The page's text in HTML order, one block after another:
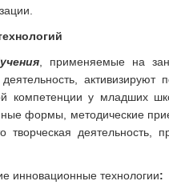
, применяемые на
компетенции у младших
формы, методические
творческая деятельность,
инновационные технологии: